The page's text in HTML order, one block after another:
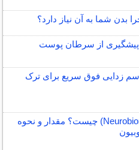
بدن شما به آن نیاز دارد؟
پیشگیری از سرطان پوست
زدایی فوق سریع برای ترک
آمپول نوروبیون (Neurobion) چیست؟ مقدار و نحوه